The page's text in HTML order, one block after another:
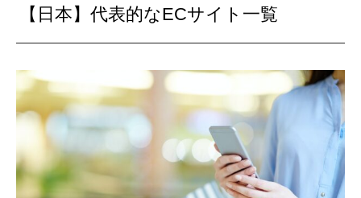
【日本】代表的なECサイト一覧